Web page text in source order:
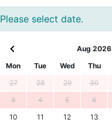
Please select date.
Aug 2026
Mon
Tue Wed Thu
27
28 29 30
3
4 5 6
10
11 12 13